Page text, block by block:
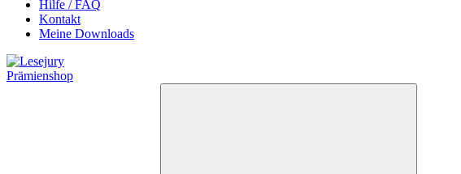
Hilfe / FAQ
Kontakt
Meine Downloads
Prämienshop